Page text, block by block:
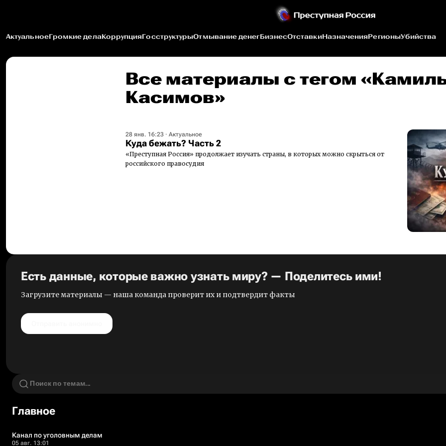
АктуальноеГромкие делаКоррупцияГосструктурыОтмывание денегБизнесОтставкиНазначенияРегионыУбийства
Все материалы c тегом
Касимов»
28 янв. 16:23 · Актуальное
Куда бежать? Часть 2
«Преступная Россия» продолжает изучать страны, в которых можно скрыться от
российского правосудия
Есть данные, которые важно узнать миру? — Поделитесь ими!
Загрузите материалы — наша команда проверит их и подтвердит факты
Главное
Канал по уголовным делам
05 авг. 13:01